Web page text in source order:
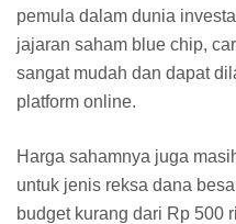
pemula dalam dunia
jajaran saham blue chip,
sangat mudah dan dapat
platform online.
Harga sahamnya juga
untuk jenis reksa dana
budget kurang dari Rp 500